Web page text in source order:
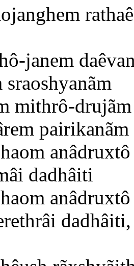
janem
sraoshyanãm
mithrô-
pairikanãm
anâdruxtô
dadhâiti
anâdruxtô
dadhâiti,